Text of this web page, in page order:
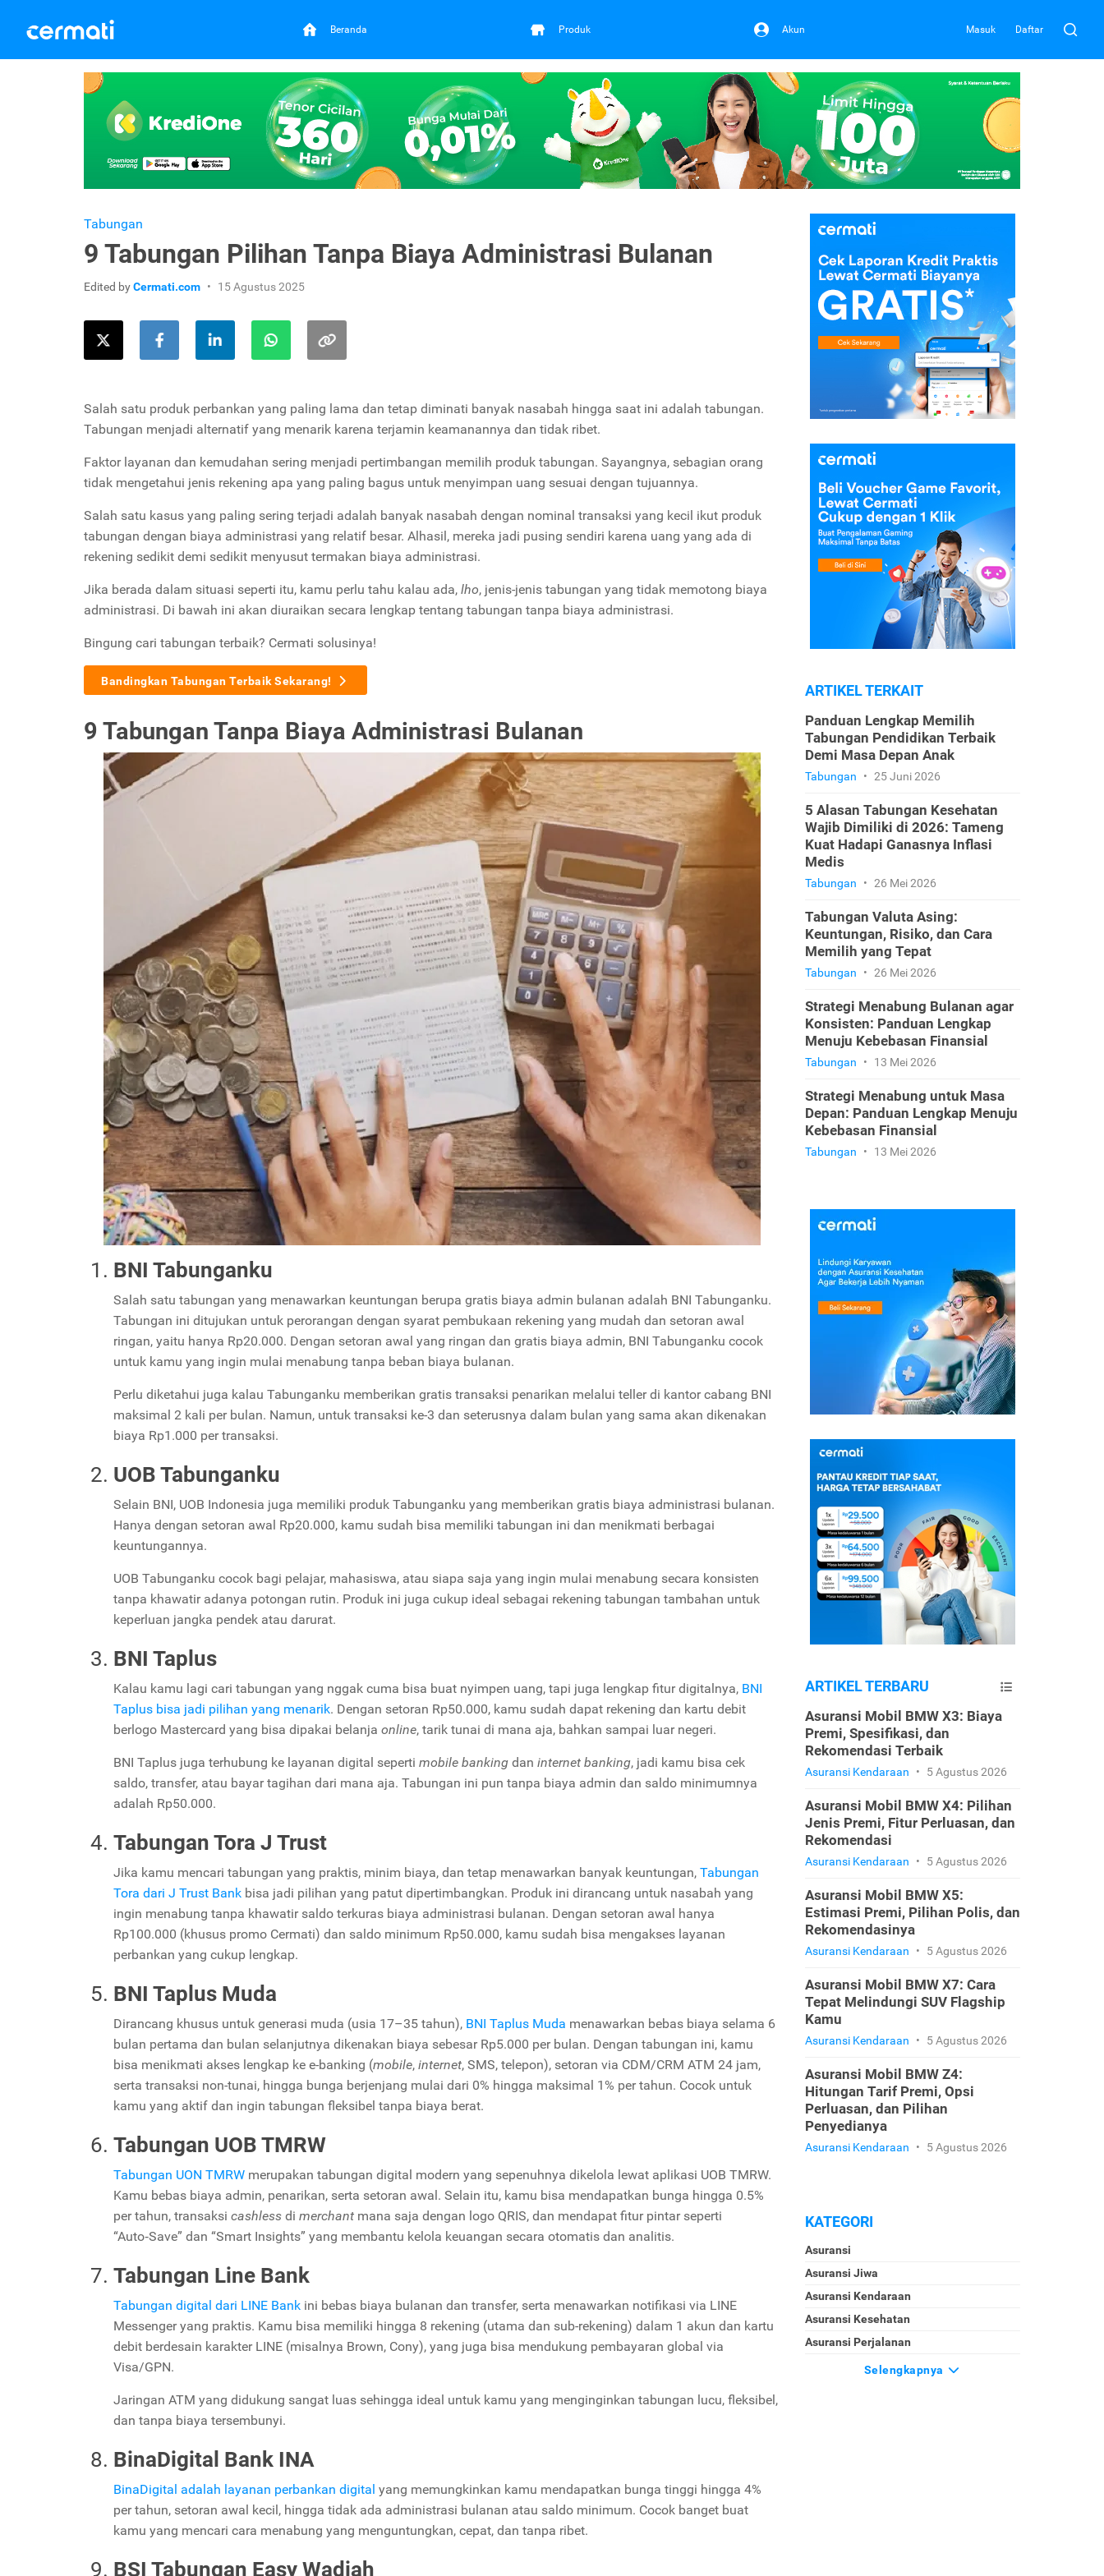
Beranda Produk Akun Masuk Daftar
Tabungan
9 Tabungan Pilihan Tanpa Biaya Administrasi Bulanan
Edited byCermati.com 15 Agustus 2025
Salah satu produk perbankan yang paling lama dan tetap diminati banyak nasabah hingga saat ini adalah tabungan.
Tabungan menjadi alternatif yang menarik karena terjamin keamanannya dan tidak ribet.
Faktor layanan dan kemudahan sering menjadi pertimbangan memilih produk tabungan. Sayangnya, sebagian orang
tidak mengetahui jenis rekening apa yang paling bagus untuk menyimpan uang sesuai dengan tujuannya.
Salah satu kasus yang paling sering terjadi adalah banyak nasabah dengan nominal transaksi yang kecil ikut produk
tabungan dengan biaya administrasi yang relatif besar. Alhasil, mereka jadi pusing sendiri karena uang yang ada di
rekening sedikit demi sedikit menyusut termakan biaya administrasi.
Jika berada dalam situasi seperti itu, kamu perlu tahu kalau ada, lho, jenis-jenis tabungan yang tidak memotong biaya
administrasi. Di bawah ini akan diuraikan secara lengkap tentang tabungan tanpa biaya administrasi.
Bingung cari tabungan terbaik? Cermati solusinya!
Bandingkan Tabungan Terbaik Sekarang!
9 Tabungan Tanpa Biaya Administrasi Bulanan
BNI Tabunganku
Salah satu tabungan yang menawarkan keuntungan berupa gratis biaya admin bulanan adalah BNI Tabunganku.
Tabungan ini ditujukan untuk perorangan dengan syarat pembukaan rekening yang mudah dan setoran awal
ringan, yaitu hanya Rp20.000. Dengan setoran awal yang ringan dan gratis biaya admin, BNI Tabunganku cocok
untuk kamu yang ingin mulai menabung tanpa beban biaya bulanan.
Perlu diketahui juga kalau Tabunganku memberikan gratis transaksi penarikan melalui teller di kantor cabang BNI
maksimal 2 kali per bulan. Namun, untuk transaksi ke-3 dan seterusnya dalam bulan yang sama akan dikenakan
biaya Rp1.000 per transaksi.
UOB Tabunganku
Selain BNI, UOB Indonesia juga memiliki produk Tabunganku yang memberikan gratis biaya administrasi bulanan.
Hanya dengan setoran awal Rp20.000, kamu sudah bisa memiliki tabungan ini dan menikmati berbagai
keuntungannya.
UOB Tabunganku cocok bagi pelajar, mahasiswa, atau siapa saja yang ingin mulai menabung secara konsisten
tanpa khawatir adanya potongan rutin. Produk ini juga cukup ideal sebagai rekening tabungan tambahan untuk
keperluan jangka pendek atau darurat.
BNI Taplus
Kalau kamu lagi cari tabungan yang nggak cuma bisa buat nyimpen uang, tapi juga lengkap fitur digitalnya, BNI
Taplus bisa jadi pilihan yang menarik. Dengan setoran Rp50.000, kamu sudah dapat rekening dan kartu debit
berlogo Mastercard yang bisa dipakai belanja online, tarik tunai di mana aja, bahkan sampai luar negeri.
BNI Taplus juga terhubung ke layanan digital seperti mobile banking dan internet banking, jadi kamu bisa cek
saldo, transfer, atau bayar tagihan dari mana aja. Tabungan ini pun tanpa biaya admin dan saldo minimumnya
adalah Rp50.000.
Tabungan Tora J Trust
Jika kamu mencari tabungan yang praktis, minim biaya, dan tetap menawarkan banyak keuntungan, Tabungan
Tora dari J Trust Bank bisa jadi pilihan yang patut dipertimbangkan. Produk ini dirancang untuk nasabah yang
ingin menabung tanpa khawatir saldo terkuras biaya administrasi bulanan. Dengan setoran awal hanya
Rp100.000 (khusus promo Cermati) dan saldo minimum Rp50.000, kamu sudah bisa mengakses layanan
perbankan yang cukup lengkap.
BNI Taplus Muda
Dirancang khusus untuk generasi muda (usia 17–35 tahun), BNI Taplus Muda menawarkan bebas biaya selama 6
bulan pertama dan bulan selanjutnya dikenakan biaya sebesar Rp5.000 per bulan. Dengan tabungan ini, kamu
bisa menikmati akses lengkap ke e-banking (mobile, internet, SMS, telepon), setoran via CDM/CRM ATM 24 jam,
serta transaksi non-tunai, hingga bunga berjenjang mulai dari 0% hingga maksimal 1% per tahun. Cocok untuk
kamu yang aktif dan ingin tabungan fleksibel tanpa biaya berat.
Tabungan UOB TMRW
Tabungan UON TMRW merupakan tabungan digital modern yang sepenuhnya dikelola lewat aplikasi UOB TMRW.
Kamu bebas biaya admin, penarikan, serta setoran awal. Selain itu, kamu bisa mendapatkan bunga hingga 0.5%
per tahun, transaksi cashless di merchant mana saja dengan logo QRIS, dan mendapat fitur pintar seperti
“Auto‑Save” dan “Smart Insights” yang membantu kelola keuangan secara otomatis dan analitis.
Tabungan Line Bank
Tabungan digital dari LINE Bank ini bebas biaya bulanan dan transfer, serta menawarkan notifikasi via LINE
Messenger yang praktis. Kamu bisa memiliki hingga 8 rekening (utama dan sub-rekening) dalam 1 akun dan kartu
debit berdesain karakter LINE (misalnya Brown, Cony), yang juga bisa mendukung pembayaran global via
Visa/GPN.
Jaringan ATM yang didukung sangat luas sehingga ideal untuk kamu yang menginginkan tabungan lucu, fleksibel,
dan tanpa biaya tersembunyi.
BinaDigital Bank INA
BinaDigital adalah layanan perbankan digital yang memungkinkan kamu mendapatkan bunga tinggi hingga 4%
per tahun, setoran awal kecil, hingga tidak ada administrasi bulanan atau saldo minimum. Cocok banget buat
kamu yang mencari cara menabung yang menguntungkan, cepat, dan tanpa ribet.
BSI Tabungan Easy Wadiah
ARTIKEL TERKAIT
Panduan Lengkap Memilih
Tabungan Pendidikan Terbaik
Demi Masa Depan Anak
Tabungan • 25 Juni 2026
5 Alasan Tabungan Kesehatan
Wajib Dimiliki di 2026: Tameng
Kuat Hadapi Ganasnya Inflasi
Medis
Tabungan • 26 Mei 2026
Tabungan Valuta Asing:
Keuntungan, Risiko, dan Cara
Memilih yang Tepat
Tabungan • 26 Mei 2026
Strategi Menabung Bulanan agar
Konsisten: Panduan Lengkap
Menuju Kebebasan Finansial
Tabungan • 13 Mei 2026
Strategi Menabung untuk Masa
Depan: Panduan Lengkap Menuju
Kebebasan Finansial
Tabungan • 13 Mei 2026
ARTIKEL TERBARU
Asuransi Mobil BMW X3: Biaya
Premi, Spesifikasi, dan
Rekomendasi Terbaik
Asuransi Kendaraan • 5 Agustus 2026
Asuransi Mobil BMW X4: Pilihan
Jenis Premi, Fitur Perluasan, dan
Rekomendasi
Asuransi Kendaraan • 5 Agustus 2026
Asuransi Mobil BMW X5:
Estimasi Premi, Pilihan Polis, dan
Rekomendasinya
Asuransi Kendaraan • 5 Agustus 2026
Asuransi Mobil BMW X7: Cara
Tepat Melindungi SUV Flagship
Kamu
Asuransi Kendaraan • 5 Agustus 2026
Asuransi Mobil BMW Z4:
Hitungan Tarif Premi, Opsi
Perluasan, dan Pilihan
Penyedianya
Asuransi Kendaraan • 5 Agustus 2026
KATEGORI
Asuransi
Asuransi Jiwa
Asuransi Kendaraan
Asuransi Kesehatan
Asuransi Perjalanan
Selengkapnya